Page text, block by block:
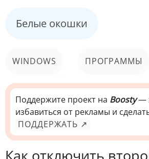
Белые окошки
WINDOWS ПРОГРАММЫ
КОМПЬЮТЕР
Поддержите проект на Boosty—
избавиться от рекламы и
ПОДДЕРЖАТЬ ↗
Как отключить